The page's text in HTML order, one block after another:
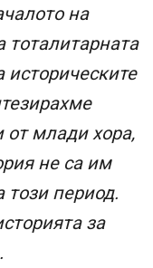
на
тоталитарната
от млади хора,
не са им
този период.
за